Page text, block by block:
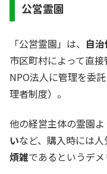
公営霊園
「公営霊園」は、 自
市区町村によって直
NPO法人に管理を委
理者制度）。
他の経営主体の霊園よ
いなど、購入時には人
煩雑であるというデメ